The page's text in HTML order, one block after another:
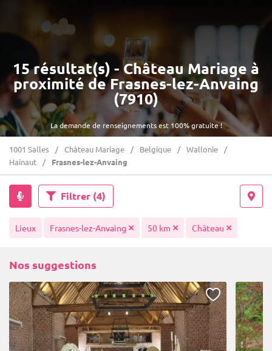
La demande de renseignements est 100% gratuite !
15 résultat(s) - Château Mariage à
proximité de Frasnes-lez-Anvaing
(7910)
1001 Salles Château Mariage Belgique
Wallonie
Hainaut
Frasnes-lez-Anvaing
Filtrer (4)
Lieux Frasnes-lez-Anvaing 50 km Château
Nos suggestions